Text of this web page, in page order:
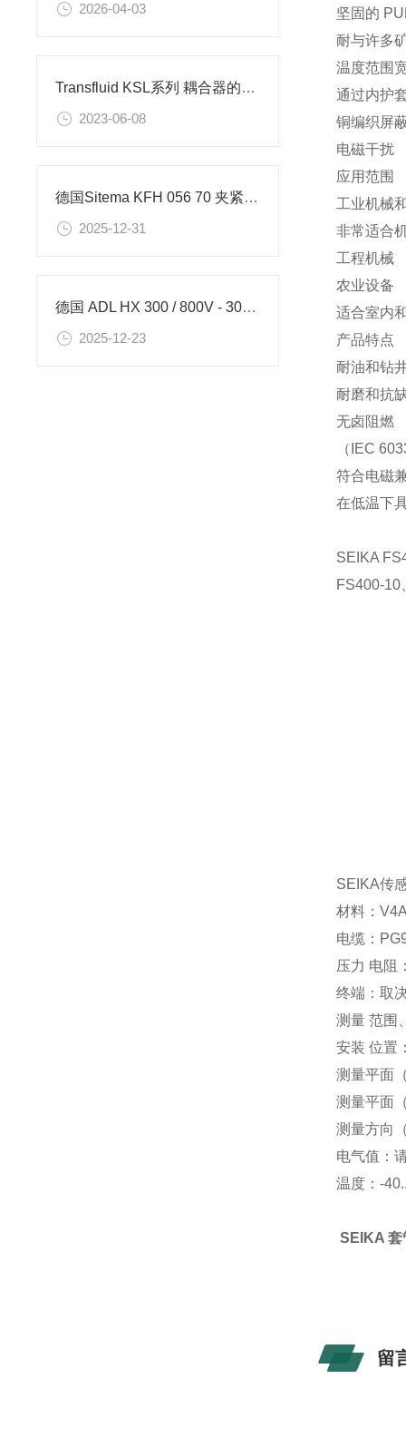
2026-04-03
Transfluid KSL系列 耦合器的工作原理
2023-06-08
德国Sitema KFH 056 70 夹紧缸的技术参数
2025-12-31
德国 ADL HX 300 / 800V - 30kW - 60A 水冷式电源的使用
2025-12-23
坚固的
耐与许多
温度范围
通过内护
铜编织屏
电磁干扰
应用范围
工业机械
非常适合
工程机械
农业设备
适合室内
产品特点
耐油和钻
耐磨和抗
无卤阻燃
（IEC
符合电磁
在低温下
SEIKA
FS400-10
SEIKA传
材料：
电缆：
压力 电阻
终端：取
测量 范围
安装 位置
测量平面
测量平面
测量方向
电气值：
温度：-
SEIKA 套
留